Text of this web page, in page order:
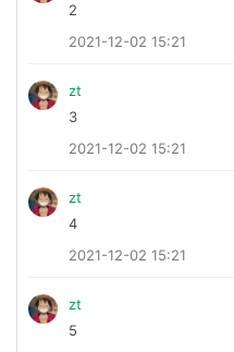
2
2021-12-02 15:21
zt
3
2021-12-02 15:21
zt
4
2021-12-02 15:21
zt
5